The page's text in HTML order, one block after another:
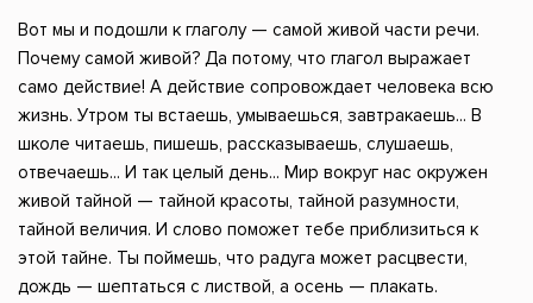
Вот мы и подошли к глаголу — самой живой части речи.
Почему самой живой? Да потому, что глагол выражает
само действие! А действие сопровождает человека всю
жизнь. Утром ты встаешь, умываешься, завтракаешь... В
школе читаешь, пишешь, рассказываешь, слушаешь,
отвечаешь... И так целый день... Мир вокруг нас окружен
живой тайной — тайной красоты, тайной разумности,
тайной величия. И слово поможет тебе приблизиться к
этой тайне. Ты поймешь, что радуга может расцвести,
дождь — шептаться с листвой, а осень — плакать.